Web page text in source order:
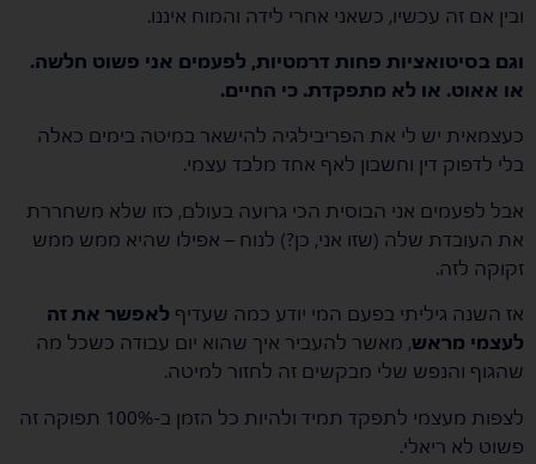
ובין אם זה עכשיו, כשאני אחרי לידה והמוח איננו.
וגם בסיטואציות פחות דרמטיות, לפעמים אני פשוט חלשה.
או אאוט. או לא מתפקדת. כי החיים.
כעצמאית יש לי את הפריבילגיה להישאר במיטה בימים כאלה
בלי לדפוק דין וחשבון לאף אחד מלבד עצמי.
אבל לפעמים אני הבוסית הכי גרועה בעולם, כזו שלא משחררת
את העובדת שלה (שזו אני, כן?) לנוח – אפילו שהיא ממש ממש
זקוקה לזה.
אז השנה גיליתי בפעם המי יודע כמה שעדיף לאפשר את זה
לעצמי מראש, מאשר להעביר איך שהוא יום עבודה כשכל מה
שהגוף והנפש שלי מבקשים זה לחזור למיטה.
לצפות מעצמי לתפקד תמיד ולהיות כל הזמן ב-100% תפוקה זה
פשוט לא ריאלי.